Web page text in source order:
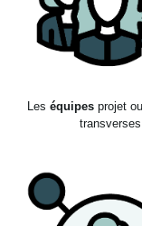
Les équipesprojet
transverses